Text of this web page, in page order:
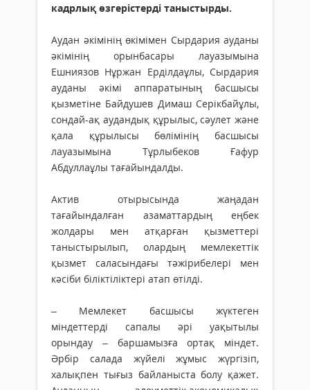
кадрлық өзгерістерді таныстырды.
Аудан әкімінің өкімімен Сырдария ауданы
әкімінің орынбасары лауазымына
Ешниязов Нұржан Ерділдаұлы, Сырдария
ауданы әкімі аппаратының басшысы
қызметіне Байдушев Димаш Серікбайұлы,
сондай-ақ аудандық құрылыс, сәулет және
қала құрылысы бөлімінің басшысы
лауазымына Тұрлыбеков Ғафур
Абдуллаұлы тағайындалды.
Актив отырысында жаңадан
тағайындалған азаматтардың еңбек
жолдары мен атқарған қызметтері
таныстырылып, олардың мемлекеттік
қызмет саласындағы тәжірибелері мен
кәсіби біліктіліктері атап өтілді.
– Мемлекет басшысы жүктеген
міндеттерді сапалы әрі уақытылы
орындау – баршамызға ортақ міндет.
Әрбір салада жүйелі жұмыс жүргізіп,
халықпен тығыз байланыста болу қажет.